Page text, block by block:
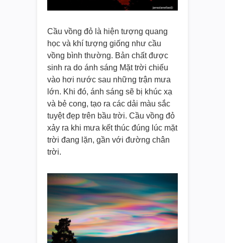
Cầu vồng đỏ là hiện tượng quang
học và khí tượng giống như cầu
vồng bình thường. Bản chất được
sinh ra do ánh sáng Mặt trời chiếu
vào hơi nước sau những trận mưa
lớn. Khi đó, ánh sáng sẽ bị khúc xạ
và bẻ cong, tạo ra các dải màu sắc
tuyệt đẹp trên bầu trời. Cầu vồng đỏ
xảy ra khi mưa kết thúc đúng lúc mặt
trời đang lặn, gần với đường chân
trời.